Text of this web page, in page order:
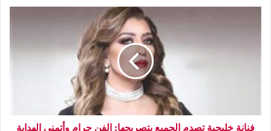
فنانة خليجية تصدم الجميع بتصريحها: الفن حرام وأتمنى الهداية